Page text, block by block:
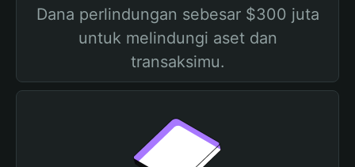
Dana perlindungan sebesar $300 juta
untuk melindungi aset dan
transaksimu.